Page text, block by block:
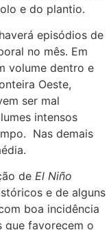
e do plantio.
episódios de
no mês. Em
volume dentro e
Oeste,
ser mal
intensos
Nas demais
de El Niño
e de alguns
boa incidência
que favorecem o